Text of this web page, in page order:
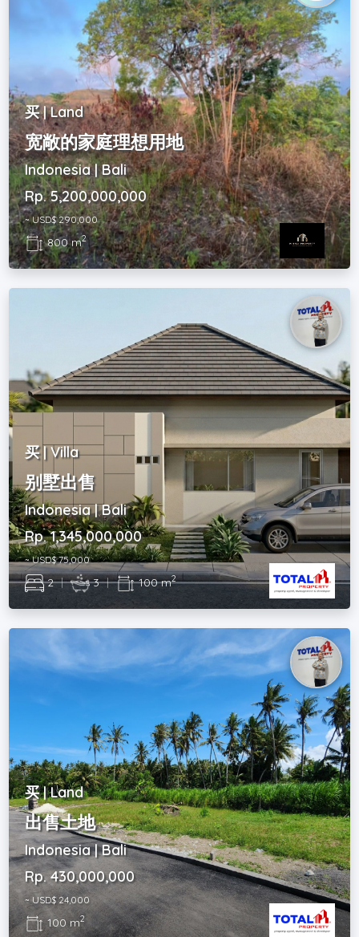
买 | Land
宽敞的家庭理想用地
Indonesia | Bali
Rp. 5,200,000,000
~ USD$ 290,000
800 m2
买 | Villa
别墅出售
Indonesia | Bali
Rp. 1,345,000,000
~ USD$ 75,000
2 | 3 | 100 m2
买 | Land
出售土地
Indonesia | Bali
Rp. 430,000,000
~ USD$ 24,000
100 m2